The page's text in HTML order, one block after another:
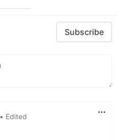
Subscribe
• Edited